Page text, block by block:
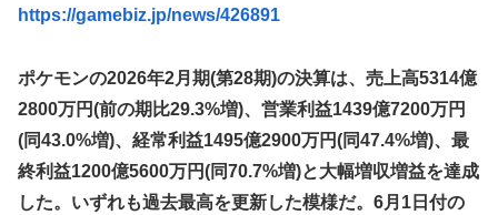
あったんやコレw w w w w w w w w
まで落ちる
高市首相の衣装にケチを付けた元宝塚女優、速攻で過去の黒
歴史画像を発掘されてしまった結果……
【スト6】待望の全体バランス調整、バトル変更リスト
2026.08.03が公開
の？
ッコリ動画公開
海外「世界で日本を死守するぞ！」 日本の消防署を訪れた
ちびっ子集団が世界をメロメロに
日産が社運をかけて発売するSUVｗｗｗｗｗｗｗ
【NBA】サンズのディロン・ブルックスが、チームと3年
https://gamebiz.jp/news/426891
ポケモンの2026年2月期(第28期)の決算は、売上高5314億
2800万円(前の期比29.3%増)、営業利益1439億7200万円
(同43.0%増)、経常利益1495億2900万円(同47.4%増)、最
終利益1200億5600万円(同70.7%増)と大幅増収増益を達成
した。いずれも過去最高を更新した模様だ。6月1日付の